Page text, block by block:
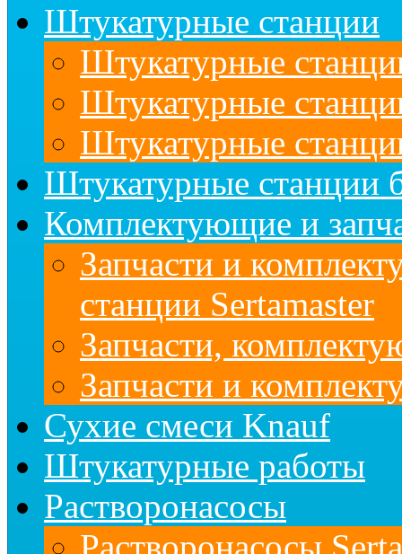
Штукатурные станции
Штукатурные
Штукатурные
Штукатурные
Штукатурные станции
Комплектующие и
Запчасти и
станции Sertamaster
Запчасти,
Запчасти и
Сухие смеси Knauf
Штукатурные работы
Растворонасосы
Растворонасосы